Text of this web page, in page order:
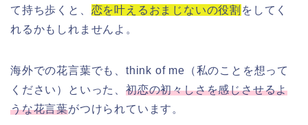
て持ち歩くと、 恋を叶えるおまじないの役割 をしてく
れるかもしれませんよ。
海外での花言葉でも、think of me（私のことを想って
ください）といった、 初恋の初々しさを感じさせるよ
うな花言葉がつけられています。